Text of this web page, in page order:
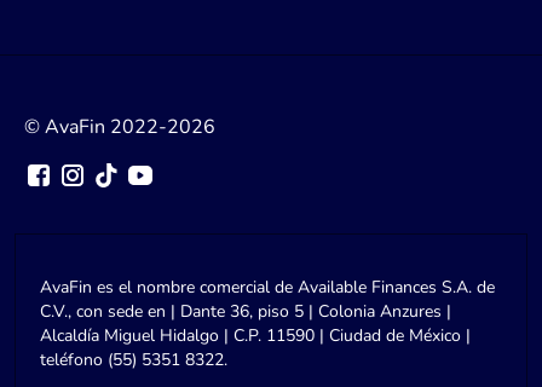
© AvaFin 2022-2026
AvaFin es el nombre comercial de Available Finances S.A. de
C.V., con sede en | Dante 36, piso 5 | Colonia Anzures |
Alcaldía Miguel Hidalgo | C.P. 11590 | Ciudad de México |
teléfono (55) 5351 8322.